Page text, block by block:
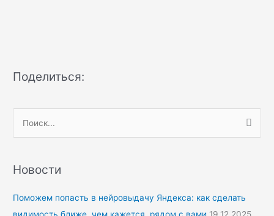
Поделиться:
сНовости
Поможем попасть в нейровыдачу Яндекса: как сделать